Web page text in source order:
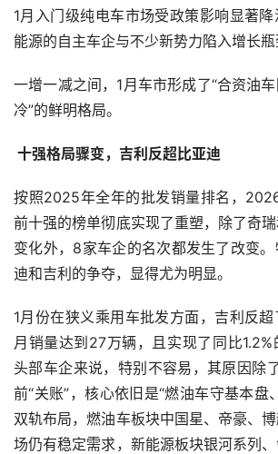
1月入门级纯电车市场受政策影响显著
能源的自主车企与不少新势力陷入增长瓶
一增一减之间，1月车市形成了“合资油
冷”的鲜明格局。
十强格局骤变，吉利反超比亚迪
按照2025年全年的批发销量排名，
前十强的榜单彻底实现了重塑，除了奇
变化外，8家车企的名次都发生了改变
迪和吉利的争夺，显得尤为明显。
1月份在狭义乘用车批发方面，吉利反
月销量达到27万辆，且实现了同比
头部车企来说，特别不容易，其原因除
前“关账”，核心依旧是“燃油车守基本盘
双轨布局，燃油车板块中国星、帝豪、
场仍有稳定需求，新能源板块银河系列